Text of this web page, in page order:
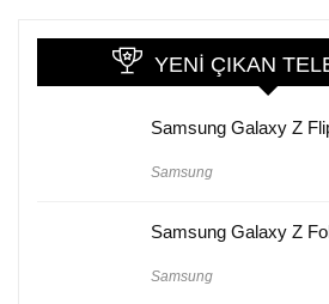
YENI ÇIKAN
Samsung Galaxy Z
Samsung
Samsung Galaxy Z
Samsung